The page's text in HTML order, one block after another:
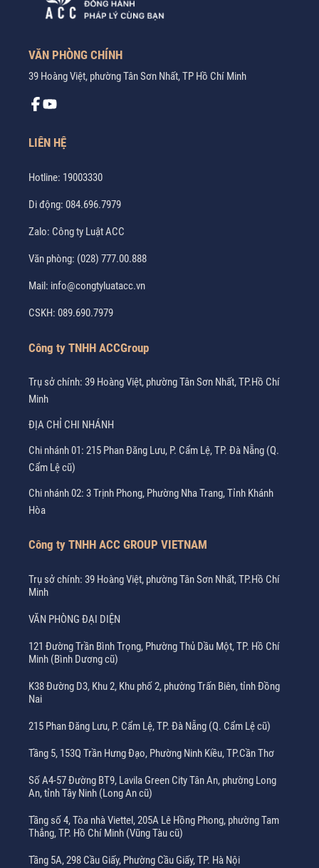
VĂN PHÒNG CHÍNH
39 Hoàng Việt, phường Tân Sơn Nhất, TP Hồ Chí Minh
LIÊN HỆ
Hotline: 19003330
Di động: 084.696.7979
Zalo: Công ty Luật ACC
Văn phòng: (028) 777.00.888
Mail: info@congtyluatacc.vn
CSKH: 089.690.7979
Công ty TNHH ACCGroup
Trụ sở chính: 39 Hoàng Việt, phường Tân Sơn Nhất, TP.Hồ Chí
Minh
ĐỊA CHỈ CHI NHÁNH
Chi nhánh 01: 215 Phan Đăng Lưu, P. Cẩm Lệ, TP. Đà Nẵng (Q.
Cẩm Lệ cũ)
Chi nhánh 02: 3 Trịnh Phong, Phường Nha Trang, Tỉnh Khánh
Hòa
Công ty TNHH ACC GROUP VIETNAM
Trụ sở chính: 39 Hoàng Việt, phường Tân Sơn Nhất, TP.Hồ Chí
Minh
VĂN PHÒNG ĐẠI DIỆN
121 Đường Trần Bình Trọng, Phường Thủ Dầu Một, TP. Hồ Chí
Minh (Bình Dương cũ)
K38 Đường D3, Khu 2, Khu phố 2, phường Trấn Biên, tỉnh Đồng
Nai
215 Phan Đăng Lưu, P. Cẩm Lệ, TP. Đà Nẵng (Q. Cẩm Lệ cũ)
Tầng 5, 153Q Trần Hưng Đạo, Phường Ninh Kiều, TP.Cần Thơ
Số A4-57 Đường BT9, Lavila Green City Tân An, phường Long
An, tỉnh Tây Ninh (Long An cũ)
Tầng số 4, Tòa nhà Viettel, 205A Lê Hồng Phong, phường Tam
Thắng, TP. Hồ Chí Minh (Vũng Tàu cũ)
Tầng 5A, 298 Cầu Giấy, Phường Cầu Giấy, TP. Hà Nội